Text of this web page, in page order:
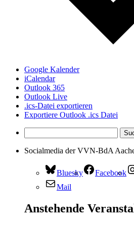
Google Kalender
iCalendar
Outlook 365
Outlook Live
.ics-Datei exportieren
Exportiere Outlook .ics Datei
Socialmedia der VVN-BdA
Bluesky Facebook
Mail
Anstehende